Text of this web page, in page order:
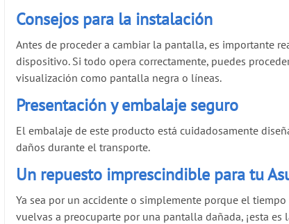
Consejos para la instalación
Antes de proceder a cambiar la pantalla, es importante
dispositivo. Si todo opera correctamente, puedes
visualización como pantalla negra o líneas.
Presentación y embalaje seguro
El embalaje de este producto está cuidadosamente
daños durante el transporte.
Un repuesto imprescindible para tu
Ya sea por un accidente o simplemente porque el
vuelvas a preocuparte por una pantalla dañada, ¡esta es